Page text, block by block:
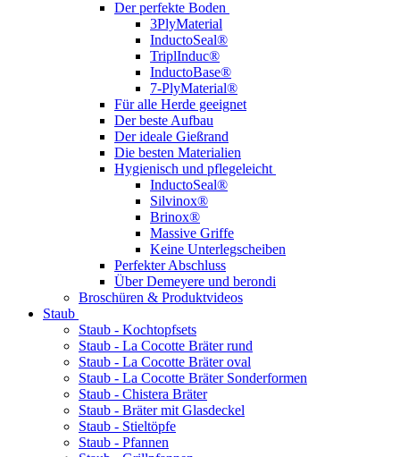
Der perfekte Boden
3PlyMaterial
InductoSeal®
TriplInduc®
InductoBase®
7-PlyMaterial®
Für alle Herde geeignet
Der beste Aufbau
Der ideale Gießrand
Die besten Materialien
Hygienisch und pflegeleicht
InductoSeal®
Silvinox®
Brinox®
Massive Griffe
Keine Unterlegscheiben
Perfekter Abschluss
Über Demeyere und berondi
Broschüren & Produktvideos
Staub
Staub - Kochtopfsets
Staub - La Cocotte Bräter rund
Staub - La Cocotte Bräter oval
Staub - La Cocotte Bräter Sonderformen
Staub - Chistera Bräter
Staub - Bräter mit Glasdeckel
Staub - Stieltöpfe
Staub - Pfannen